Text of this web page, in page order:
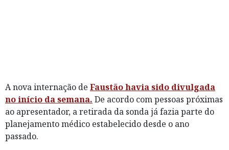
A nova internação de Faustão havia sido divulgada
no início da semana. De acordo com pessoas próximas
ao apresentador, a retirada da sonda já fazia parte do
planejamento médico estabelecido desde o ano
passado.